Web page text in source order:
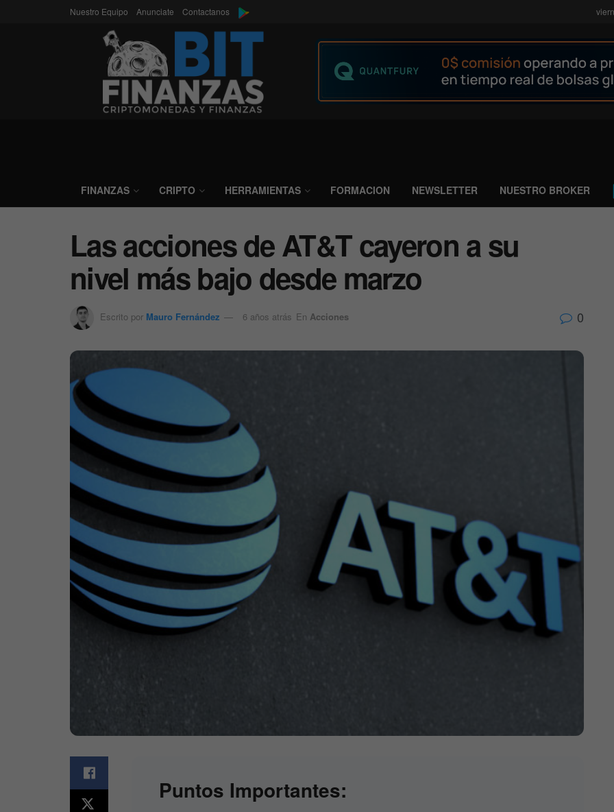
Nuestro Equipo Anunciate Contactanos
FINANZAS CRIPTO HERRAMIENTAS FORMACION NEWSLETTER NUESTRO BROKER
Las acciones de AT&T cayeron a su
nivel más bajo desde marzo
Escrito por Mauro Fernández 6 años atrás En Acciones 0
Puntos Importantes: